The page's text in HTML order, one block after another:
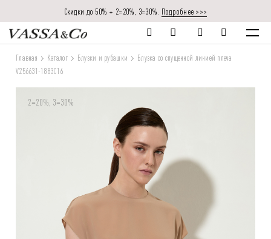
Скидки до 50% + 2=20%, 3=30%. Подробнее >>>
Главная Каталог Блузки и рубашки
Блузка со спущенной линией плеча
V256631-1883C16
2=20%, 3=30%